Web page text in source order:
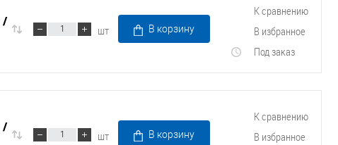
/
шт В корзину
К сравнению
В избранное
Под заказ
/
шт В корзину
К сравнению
В избранное